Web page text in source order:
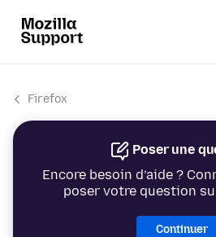
Firefox
Poser une
Encore besoin d’aide ?
poser votre question
Continuer